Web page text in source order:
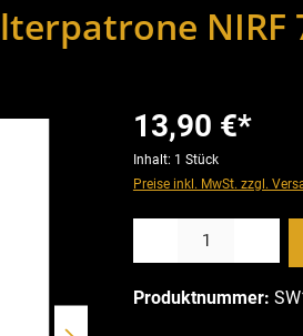
NIRF
13,90 €*
Inhalt: 1 Stück
Preise inkl. MwSt. zzgl.
Produktnummer: